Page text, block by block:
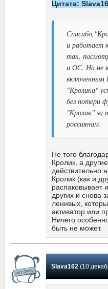
Цитата:
и работает
так,
и ОС. На не
включенным
"Кролика"
без потери
"Кролик" за
россиянам.
Не того
Кролик, а
действительно
Кролик (как и
распаковывает
других и снова
ленивых,
активатор или
Ничего
быть не может.
Slava162(10 декабря